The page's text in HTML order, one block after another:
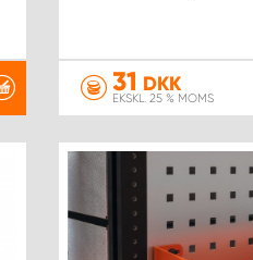
31 DKK
EKSKL. 25 % MOMS